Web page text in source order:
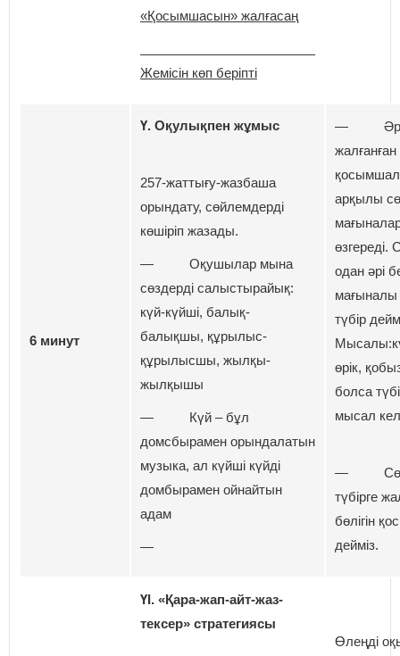
«Қосымшасын» жалғасаң
Жемісін көп беріпті
6 минут
Ү. Оқулықпен жұмыс
257-жаттығу-жазбаша
орындату, сөйлемдерді
көшіріп жазады.
— Оқушылар мына
сөздерді салыстырайық:
күй-күйші, балық-
балықшы, құрылыс-
құрылысшы, жылқы-
жылқышы
— Күй – бұл
домсбырамен орындалатын
музыка, ал күйші күйді
домбырамен ойнайтын
адам
—
— Әр
жалғанған
арқылы
өзгереді.
одан әрі
мағыналы
түбір
өрік,
болса
мысал
—
түбірге
бөлігін
дейміз.
ҮІ. «Қара-жап-айт-жаз-
тексер» стратегиясы
Өлеңді